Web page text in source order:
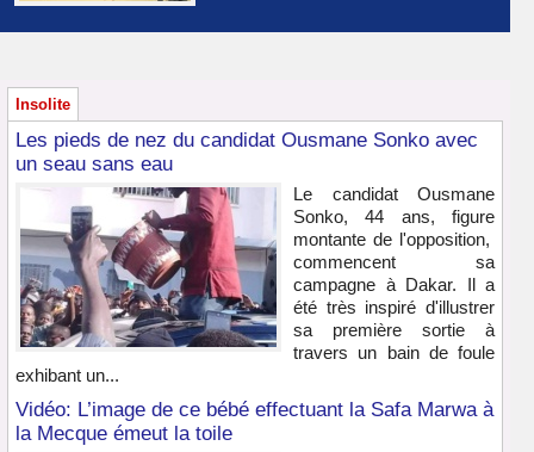
Insolite
Les pieds de nez du candidat Ousmane Sonko avec
un seau sans eau
Le candidat Ousmane
Sonko, 44 ans, figure
montante de l'opposition,
commencent sa
campagne à Dakar. Il a
été très inspiré d'illustrer
sa première sortie à
travers un bain de foule
exhibant un...
Vidéo: L’image de ce bébé effectuant la Safa Marwa à
la Mecque émeut la toile